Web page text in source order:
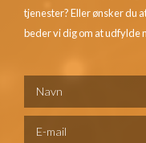
tjenester? Eller ønsker du
beder vi dig om at udfylde